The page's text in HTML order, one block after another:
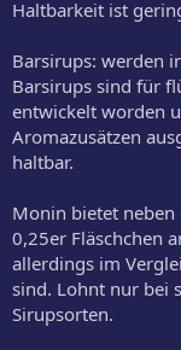
Haltbarkeit ist
Barsirups: werden
Barsirups sind für
entwickelt worden
Aromazusätzen
haltbar.
Monin bietet neben
0,25er Fläschchen
allerdings im
sind. Lohnt nur bei
Sirupsorten.